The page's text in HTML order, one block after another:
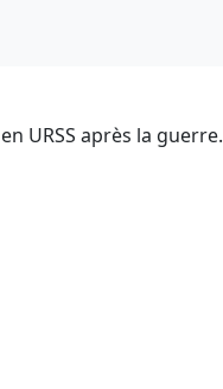
URSS après la guerre.